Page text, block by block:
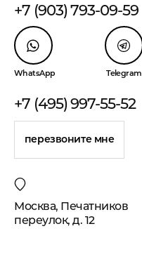
+7 (903) 793-09-59
WhatsApp Telegram
+7 (495) 997-55-52
перезвоните мне
Москва, Печатников
переулок, д. 12